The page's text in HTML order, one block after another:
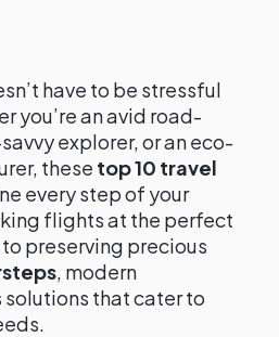
have to be stressful
you’re an avid road-
explorer, or an eco-
these top 10 travel
every step of your
flights at the perfect
preserving precious
, modern
that cater to